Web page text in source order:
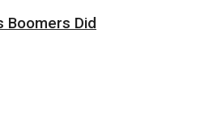
Boomers Did